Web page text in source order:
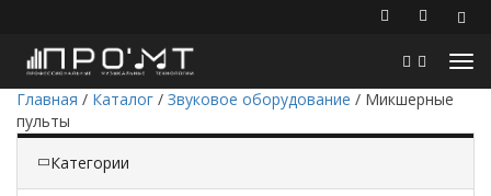
Главная / Каталог / Звуковое оборудование / Микшерные
пульты
Категории